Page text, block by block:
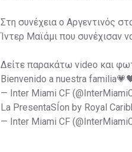
Στη συνέχεια ο Αργεντινός
Ίντερ Μαϊάμι που συνέχισαν
Δείτε παρακάτω video και
Bienvenido a nuestra
— Inter Miami CF
La PresentaSÍon by Royal
— Inter Miami CF